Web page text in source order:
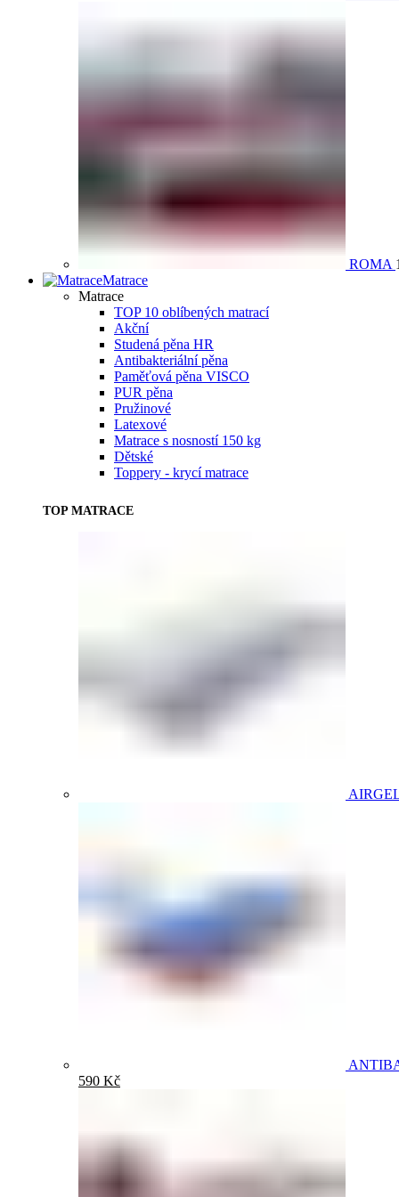
ROMA
Matrace
Matrace
TOP 10 oblíbených matrací
Akční
Studená pěna HR
Antibakteriální pěna
Paměťová pěna VISCO
PUR pěna
Pružinové
Latexové
Matrace s nosností 150 kg
Dětské
Toppery - krycí matrace
TOP MATRACE
590 Kč